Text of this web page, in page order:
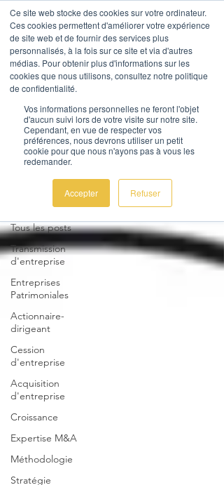
Ce site web stocke des cookies sur votre ordinateur.
Ces cookies permettent d'améliorer votre expérience
de site web et de fournir des services plus
personnalisés, à la fois sur ce site et via d'autres
médias. Pour obtenir plus d'informations sur les
cookies que nous utilisons, consultez notre politique
de confidentialité.
Vos informations personnelles ne feront l'objet
d'aucun suivi lors de votre visite sur notre site.
Cependant, en vue de respecter vos
préférences, nous devrons utiliser un petit
cookie pour que nous n'ayons pas à vous les
redemander.
Accepter Refuser
Nous contacter
Tous les posts
Transmission
d'entreprise
Entreprises
Patrimoniales
Actionnaire-
dirigeant
Cession
d'entreprise
Acquisition
d'entreprise
Croissance
Expertise M&A
Méthodologie
Stratégie
Tous les posts